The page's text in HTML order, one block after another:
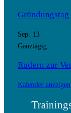
Gründungstag
Sep. 13
Ganztägig
Rudern zur
Kalender anzeigen